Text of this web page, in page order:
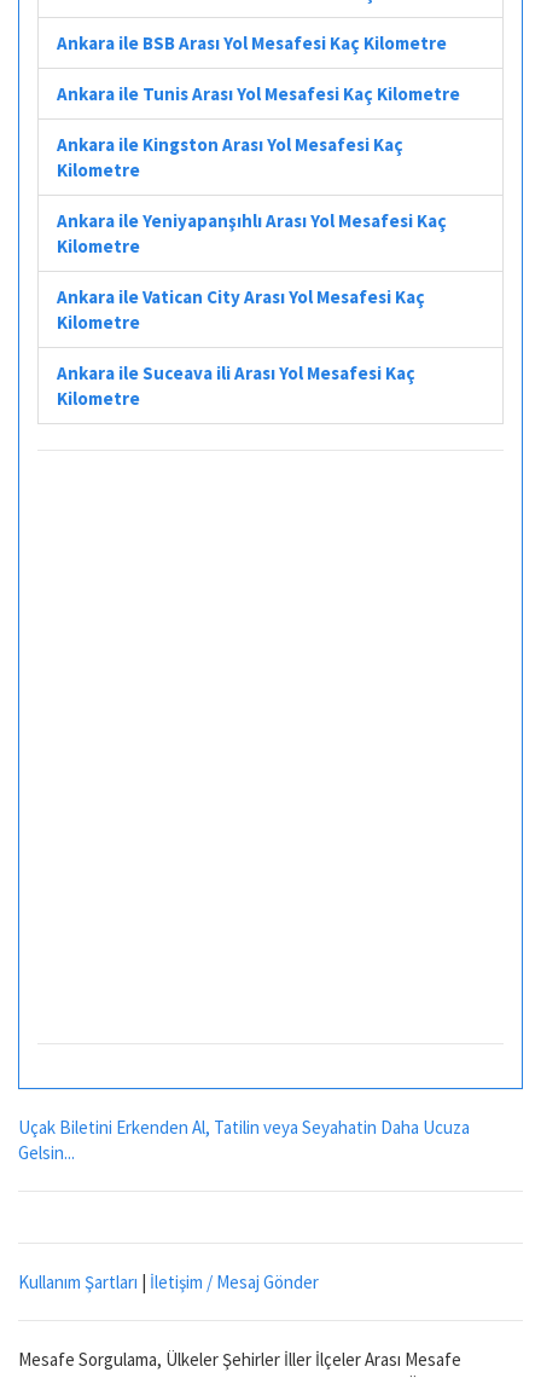
Ankara ile BSB Arası Yol Mesafesi Kaç Kilometre
Ankara ile Tunis Arası Yol Mesafesi Kaç Kilometre
Ankara ile Kingston Arası Yol Mesafesi Kaç
Kilometre
Ankara ile Yeniyapanşıhlı Arası Yol Mesafesi Kaç
Kilometre
Ankara ile Vatican City Arası Yol Mesafesi Kaç
Kilometre
Ankara ile Suceava ili Arası Yol Mesafesi Kaç
Kilometre
Uçak Biletini Erkenden Al, Tatilin veya Seyahatin Daha Ucuza
Gelsin...
Kullanım Şartları | İletişim / Mesaj Gönder
Mesafe Sorgulama, Ülkeler Şehirler İller İlçeler Arası Mesafe